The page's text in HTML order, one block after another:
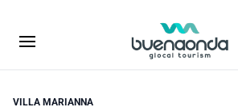
VILLA MARIANNA